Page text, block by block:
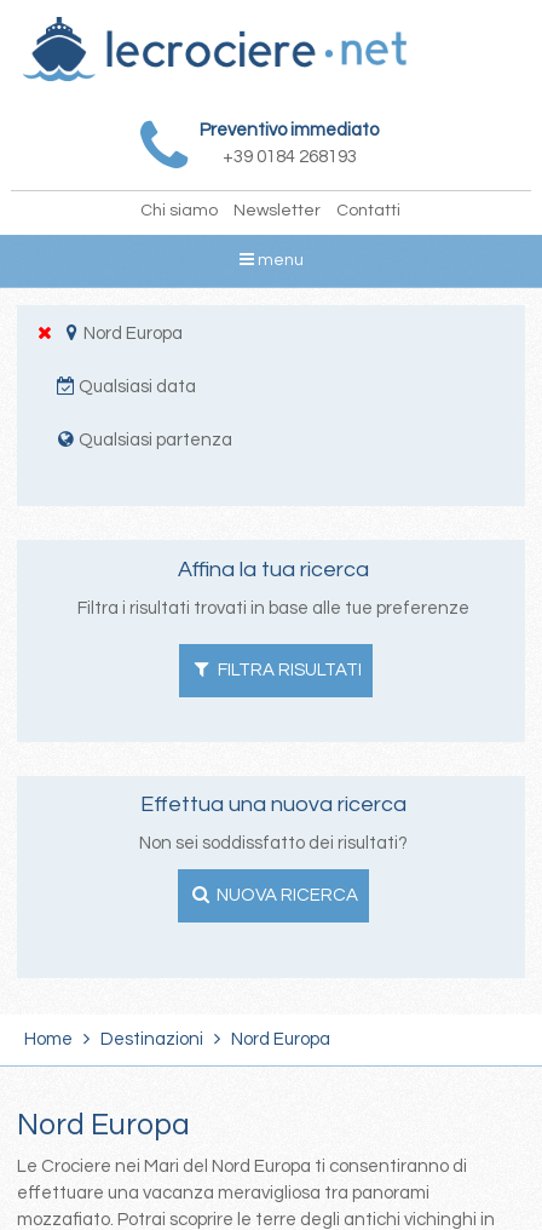
Preventivo immediato
+39 0184 268193
Chi siamo Newsletter Contatti
menu
Nord Europa
Qualsiasi data
Qualsiasi partenza
Affina la tua ricerca
Filtra i risultati trovati in base alle tue preferenze
FILTRA RISULTATI
Effettua una nuova ricerca
Non sei soddissfatto dei risultati?
NUOVA RICERCA
Home Destinazioni Nord Europa
Nord Europa
Le Crociere nei Mari del Nord Europa ti consentiranno di
effettuare una vacanza meravigliosa tra panorami
mozzafiato. Potrai scoprire le terre degli antichi vichinghi in